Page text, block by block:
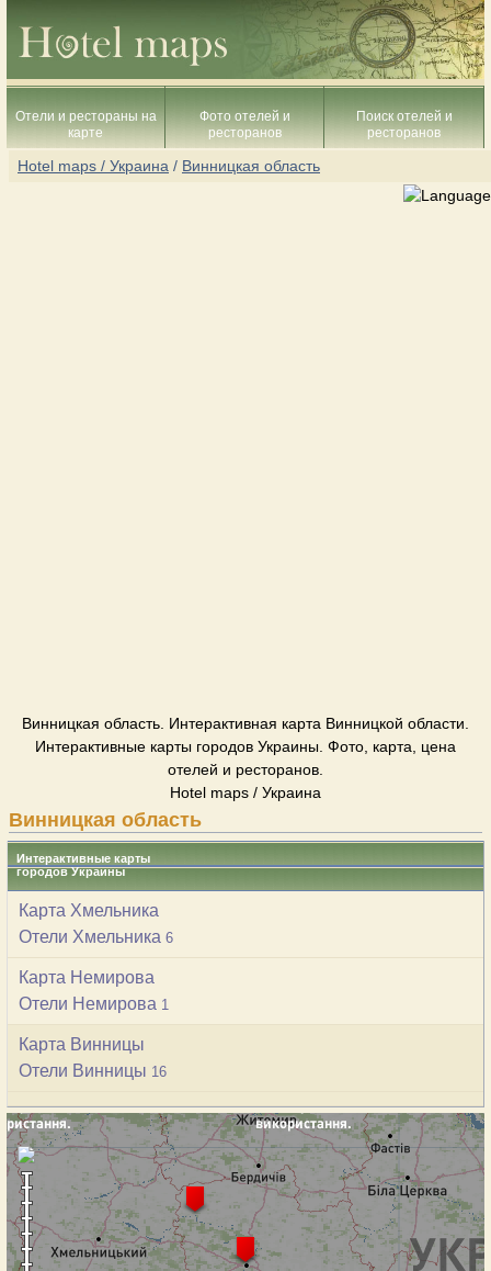
Отели и рестораны на
карте
Фото отелей и
ресторанов
Поиск отелей и
ресторанов
Hotel maps / Украина / Винницкая область
Винницкая область. Интерактивная карта Винницкой области.
Интерактивные карты городов Украины. Фото, карта, цена
отелей и ресторанов.
Hotel maps / Украина
Винницкая область
Интерактивные карты
городов Украины
Карта Хмельника
Отели Хмельника 6
Карта Немирова
Отели Немирова 1
Карта Винницы
Отели Винницы 16